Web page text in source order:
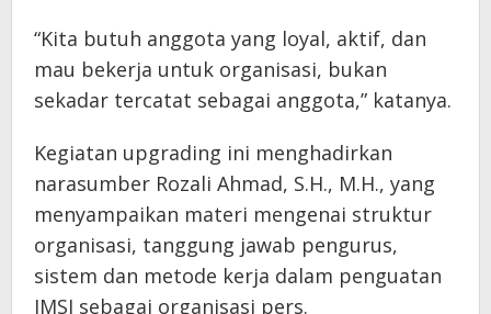
“Kita butuh anggota yang loyal, aktif, dan
mau bekerja untuk organisasi, bukan
sekadar tercatat sebagai anggota,” katanya.
Kegiatan upgrading ini menghadirkan
narasumber Rozali Ahmad, S.H., M.H., yang
menyampaikan materi mengenai struktur
organisasi, tanggung jawab pengurus,
sistem dan metode kerja dalam penguatan
JMSI sebagai organisasi pers.